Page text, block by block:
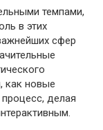
темпами,
в этих
сфер
как новые
делая